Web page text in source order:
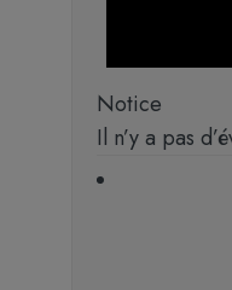
Notice
Il n’y a pas